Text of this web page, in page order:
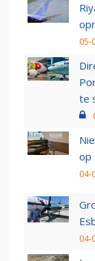
05-
te
op
04-
04-